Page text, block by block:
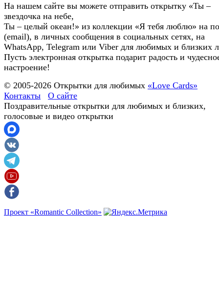
На нашем сайте вы можете отправить открытку «Ты –
звездочка на небе,
Ты – целый океан!» из коллекции «Я тебя люблю» на
(email), в личных сообщения в социальных сетях, на
WhatsApp, Telegram или Viber для любимых и близких
Пусть электронная открытка подарит радость и
настроение!
© 2005-2026 Открытки для любимых «Love Cards»
Контакты
О сайте
Поздравительные открытки для любимых и близких,
голосовые и видео открытки
Проект «Romantic Collection»